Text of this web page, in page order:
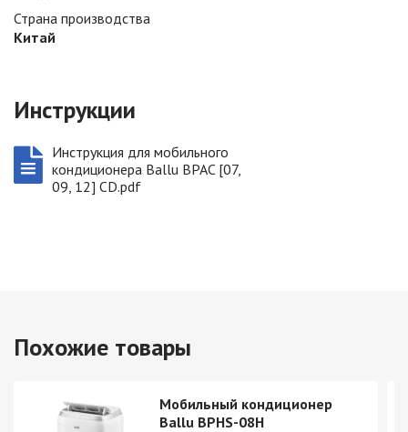
Страна производства
Китай
Инструкции
Инструкция для мобильного
кондиционера Ballu BPAC [07,
09, 12] CD.pdf
Похожие товары
Мобильный кондиционер
Ballu BPHS-08H